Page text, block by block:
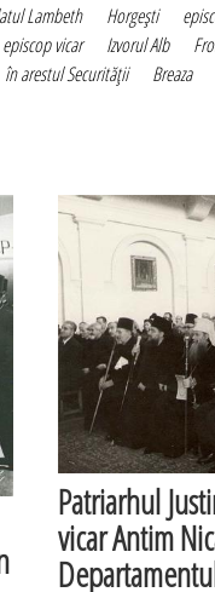
Lambeth Horgeşti
episcop vicar Izvorul Alb
în arestul Securităţii Breaza
Patriarhul
vicar Antim